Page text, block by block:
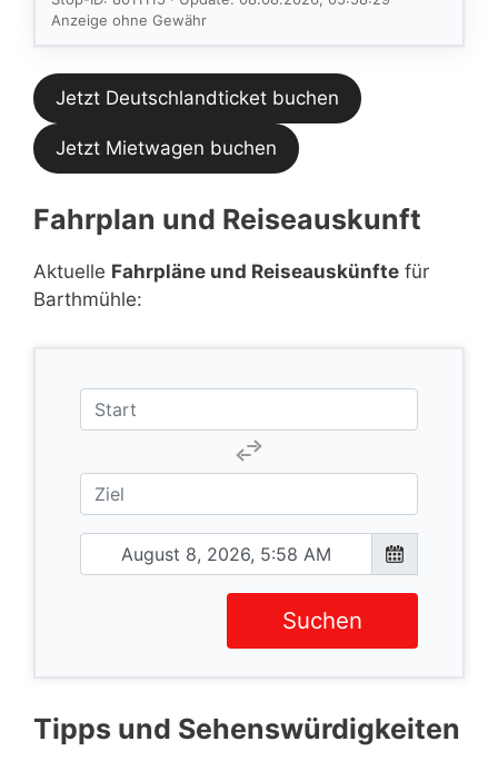
Feed.
Anzeige ohne Gewähr
Jetzt Deutschlandticket buchen
Jetzt Mietwagen buchen
Fahrplan und Reiseauskunft
Aktuelle Fahrpläne und Reiseauskünfte für
Barthmühle:
Suchen
Tipps und Sehenswürdigkeiten